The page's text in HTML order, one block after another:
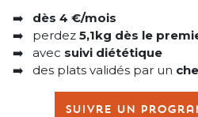
dès 4 €/mois
perdez 5,1kg dès le
avec suivi diététique
des plats validés par un
Suivre un